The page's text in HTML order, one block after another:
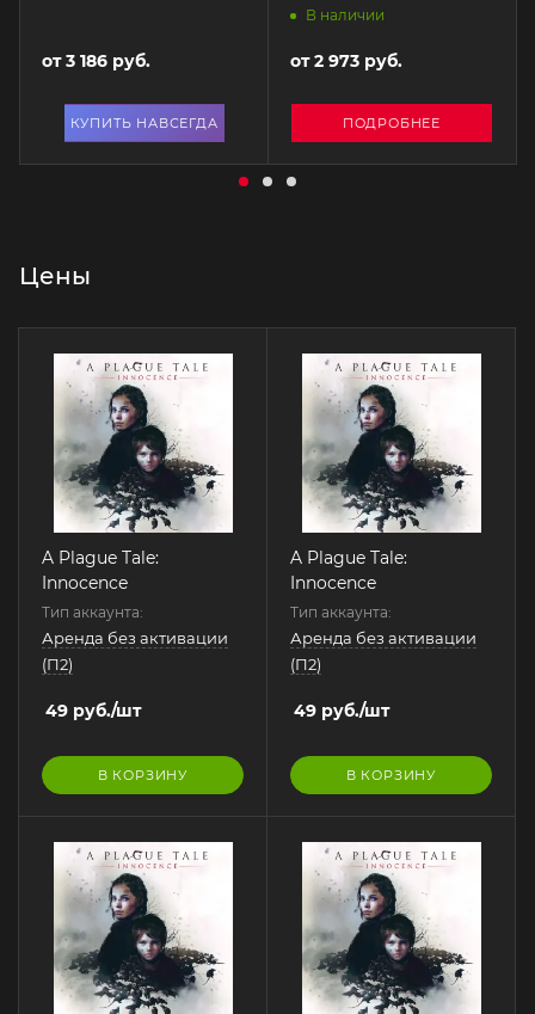
от3 186 руб.
КУПИТЬ НАВСЕГДА
В наличии
от2 973 руб.
ПОДРОБНЕЕ
Цены
A Plague Tale:
Innocence
Тип аккаунта:
Аренда без активации
(П2)
49 руб./шт
В КОРЗИНУ
A Plague Tale:
Innocence
Тип аккаунта:
Аренда без активации
(П2)
49 руб./шт
В КОРЗИНУ